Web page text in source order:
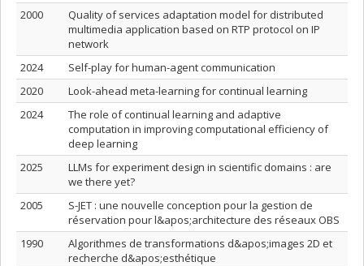
2000
Quality of services adaptation model for distributed
multimedia application based on RTP protocol on IP
network
2024
Self-play for human-agent communication
2020
Look-ahead meta-learning for continual learning
2024
The role of continual learning and adaptive
computation in improving computational efficiency of
deep learning
2025
LLMs for experiment design in scientific domains : are
we there yet?
2005
S-JET : une nouvelle conception pour la gestion de
réservation pour l&apos;architecture des réseaux OBS
1990
Algorithmes de transformations d&apos;images 2D et
recherche d&apos;esthétique